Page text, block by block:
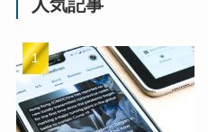
人気記事